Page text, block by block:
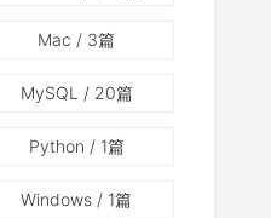
Mac / 3篇
MySQL / 20篇
Python / 1篇
Windows / 1篇